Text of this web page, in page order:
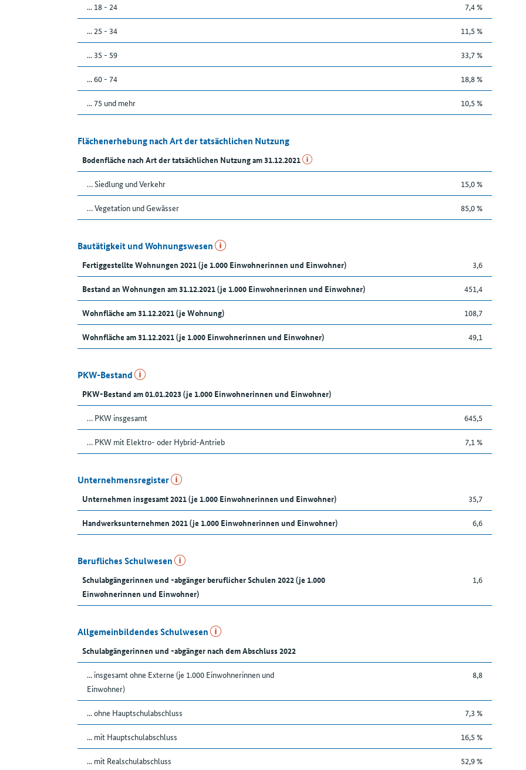
... 18 - 24 7,4 %
... 25 - 34 11,5 %
... 35 - 59 33,7 %
... 60 - 74 18,8 %
... 75 und mehr 10,5 %
Flächenerhebung nach Art der tatsächlichen Nutzung
Bodenfläche nach Art der tatsächlichen Nutzung am 31.12.2021
… Siedlung und Verkehr 15,0 %
… Vegetation und Gewässer 85,0 %
Bautätigkeit und Wohnungswesen
Fertiggestellte Wohnungen 2021 (je 1.000 Einwohnerinnen und Einwohner) 3,6
Bestand an Wohnungen am 31.12.2021 (je 1.000 Einwohnerinnen und Einwohner) 451,4
Wohnfläche am 31.12.2021 (je Wohnung) 108,7
Wohnfläche am 31.12.2021 (je 1.000 Einwohnerinnen und Einwohner) 49,1
PKW-Bestand
PKW-Bestand am 01.01.2023 (je 1.000 Einwohnerinnen und Einwohner)
… PKW insgesamt 645,5
… PKW mit Elektro- oder Hybrid-Antrieb 7,1 %
Unternehmensregister
Unternehmen insgesamt 2021 (je 1.000 Einwohnerinnen und Einwohner) 35,7
Handwerksunternehmen 2021 (je 1.000 Einwohnerinnen und Einwohner) 6,6
Berufliches Schulwesen
Schulabgängerinnen und -abgänger beruflicher Schulen 2022 (je 1.000
Einwohnerinnen und Einwohner)
1,6
Allgemeinbildendes Schulwesen
Schulabgängerinnen und -abgänger nach dem Abschluss 2022
... insgesamt ohne Externe (je 1.000 Einwohnerinnen und
Einwohner)
8,8
... ohne Hauptschulabschluss 7,3 %
... mit Hauptschulabschluss 16,5 %
... mit Realschulabschluss 52,9 %